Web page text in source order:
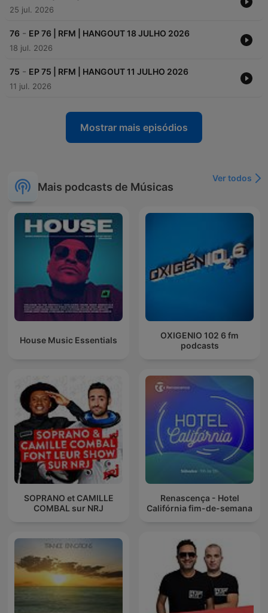
25 jul. 2026
76 - EP 76 | RFM | HANGOUT 18 JULHO 2026
18 jul. 2026
75 - EP 75 | RFM | HANGOUT 11 JULHO 2026
11 jul. 2026
Mostrar mais episódios
Mais podcasts de Músicas
Ver todos
House Music Essentials
OXIGENIO 102 6 fm
podcasts
SOPRANO et CAMILLE
COMBAL sur NRJ
Renascença - Hotel
Califórnia fim-de-semana